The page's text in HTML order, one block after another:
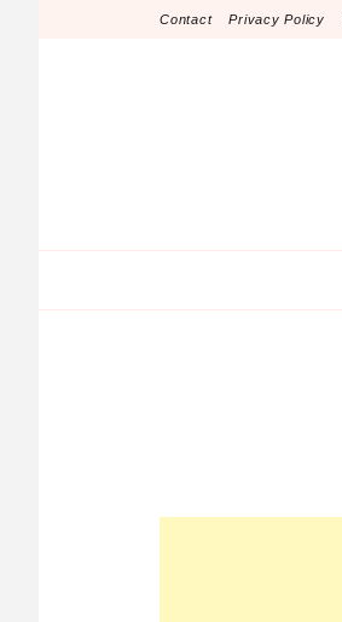
Contact Privacy Policy